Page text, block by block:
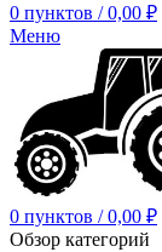
0 пунктов / 0,00 ₽
Меню
0 пунктов / 0,00 ₽
Обзор категорий